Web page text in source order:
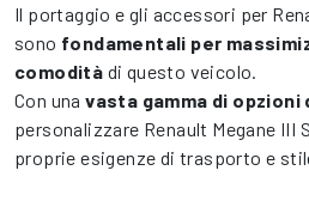
Il portaggio e gli accessori per
sono fondamentali per
comodità di questo veicolo.
Con unavasta gamma di opzioni
personalizzare Renault Megane
proprie esigenze di trasporto e